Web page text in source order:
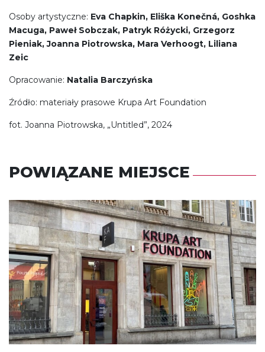
Osoby artystyczne: Eva Chapkin, Eliška Konečná, Goshka
Macuga, Paweł Sobczak, Patryk Różycki, Grzegorz
Pieniak, Joanna Piotrowska, Mara Verhoogt, Liliana
Zeic
Opracowanie: Natalia Barczyńska
Źródło: materiały prasowe Krupa Art Foundation
fot. Joanna Piotrowska, „Untitled”, 2024
POWIĄZANE MIEJSCE